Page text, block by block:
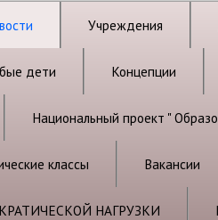
Учреждения
дети Концепции
Национальный проект "
классы Вакансии
НАГРУЗКИ